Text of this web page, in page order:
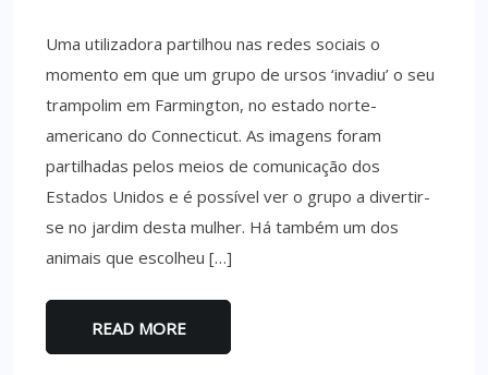
Uma utilizadora partilhou nas redes sociais o
momento em que um grupo de ursos ‘invadiu’ o seu
trampolim em Farmington, no estado norte-
americano do Connecticut. As imagens foram
partilhadas pelos meios de comunicação dos
Estados Unidos e é possível ver o grupo a divertir-
se no jardim desta mulher. Há também um dos
animais que escolheu […]
READ MORE